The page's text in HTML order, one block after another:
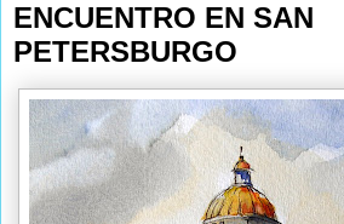
ENCUENTRO EN SAN
PETERSBURGO